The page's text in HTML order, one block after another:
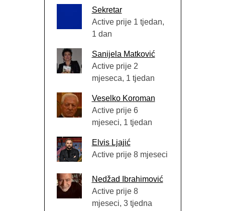
Sekretar
Active prije 1 tjedan,
1 dan
Sanijela Matković
Active prije 2
mjeseca, 1 tjedan
Veselko Koroman
Active prije 6
mjeseci, 1 tjedan
Elvis Ljajić
Active prije 8 mjeseci
Nedžad Ibrahimović
Active prije 8
mjeseci, 3 tjedna